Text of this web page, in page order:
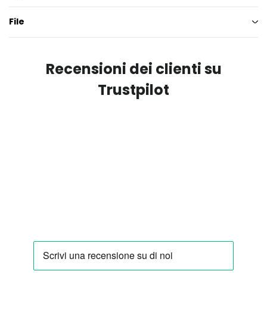
File
Recensioni dei clienti su
Trustpilot